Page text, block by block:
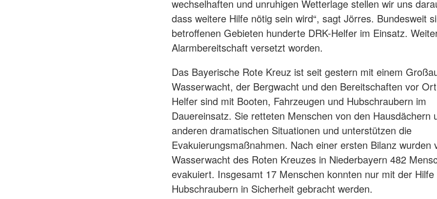
wechselhaften und unruhigen Wetterlage stellen wir uns
dass weitere Hilfe nötig sein wird“, sagt Jörres. Bundesweit
betroffenen Gebieten hunderte DRK-Helfer im Einsatz.
Alarmbereitschaft versetzt worden.
Das Bayerische Rote Kreuz ist seit gestern mit einem
Wasserwacht, der Bergwacht und den Bereitschaften vor
Helfer sind mit Booten, Fahrzeugen und Hubschraubern im
Dauereinsatz. Sie retteten Menschen von den Hausdächern
anderen dramatischen Situationen und unterstützen die
Evakuierungsmaßnahmen. Nach einer ersten Bilanz wurden
Wasserwacht des Roten Kreuzes in Niederbayern 482
evakuiert. Insgesamt 17 Menschen konnten nur mit der Hilfe
Hubschraubern in Sicherheit gebracht werden.